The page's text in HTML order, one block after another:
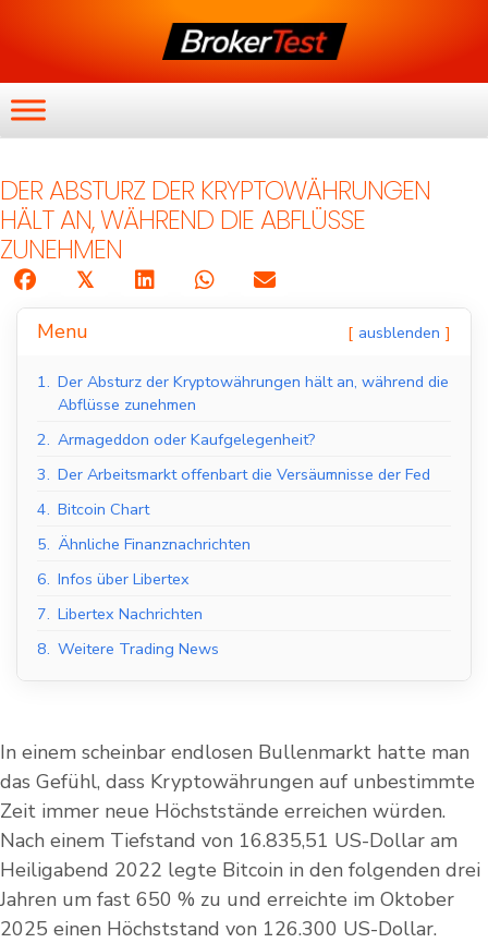
DER ABSTURZ DER KRYPTOWÄHRUNGEN
HÄLT AN, WÄHREND DIE ABFLÜSSE
ZUNEHMEN
𝕏
Menu ausblenden
1. Der Absturz der Kryptowährungen hält an, während die
Abflüsse zunehmen
2. Armageddon oder Kaufgelegenheit?
3. Der Arbeitsmarkt offenbart die Versäumnisse der Fed
4. Bitcoin Chart
5. Ähnliche Finanznachrichten
6. Infos über Libertex
7. Libertex Nachrichten
8. Weitere Trading News
In einem scheinbar endlosen Bullenmarkt hatte man
das Gefühl, dass Kryptowährungen auf unbestimmte
Zeit immer neue Höchststände erreichen würden.
Nach einem Tiefstand von 16.835,51 US-Dollar am
Heiligabend 2022 legte Bitcoin in den folgenden drei
Jahren um fast 650 % zu und erreichte im Oktober
2025 einen Höchststand von 126.300 US-Dollar.